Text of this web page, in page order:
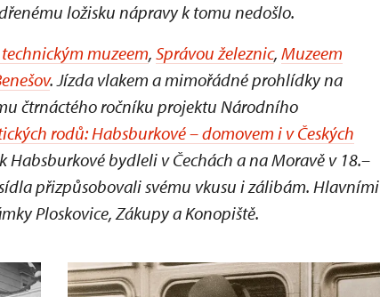
ložisku nápravy k tomu nedošlo.
muzeem, Správou železnic, Muzeem
. Jízda vlakem a mimořádné prohlídky na
čtrnáctého ročníku projektu Národního
rodů: Habsburkové – domovem i v Českých
Habsburkové bydleli v Čechách a na Moravě v 18.–
přizpůsobovali svému vkusu i zálibám. Hlavními
Ploskovice, Zákupy a Konopiště.